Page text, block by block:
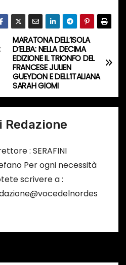
MARATONA DELL’ISOLA
D’ELBA: NELLA DECIMA
EDIZIONE IL TRIONFO DEL
FRANCESE JULIEN
GUEYDON E DELL’ITALIANA
SARAH GIOMI
Redazione
: SERAFINI
Per ogni necessità
scrivere a :